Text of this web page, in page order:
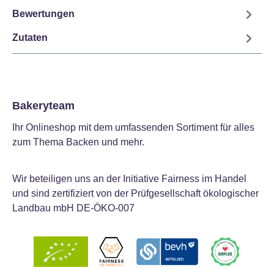
Bewertungen
Zutaten
Bakeryteam
Ihr Onlineshop mit dem umfassenden Sortiment für alles
zum Thema Backen und mehr.
Wir beteiligen uns an der Initiative Fairness im Handel
und sind zertifiziert von der Prüfgesellschaft ökologischer
Landbau mbH DE-ÖKO-007